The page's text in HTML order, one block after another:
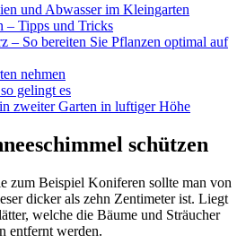
und Abwasser im Kleingarten
– Tipps und Tricks
– So bereiten Sie Pflanzen optimal auf
nehmen
gelingt es
zweiter Garten in luftiger Höhe
schützen
zum Beispiel Koniferen sollte man von
dicker als zehn Zentimeter ist. Liegt
welche die Bäume und Sträucher
entfernt werden.